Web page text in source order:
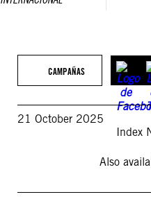
CAMPAÑAS
21 October 2025
Index
Also